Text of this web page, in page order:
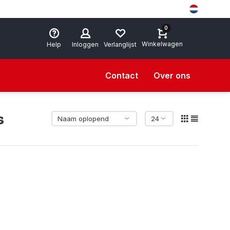
Help Inloggen Verlanglijst
0
Winkelwagen
Contact Over ons